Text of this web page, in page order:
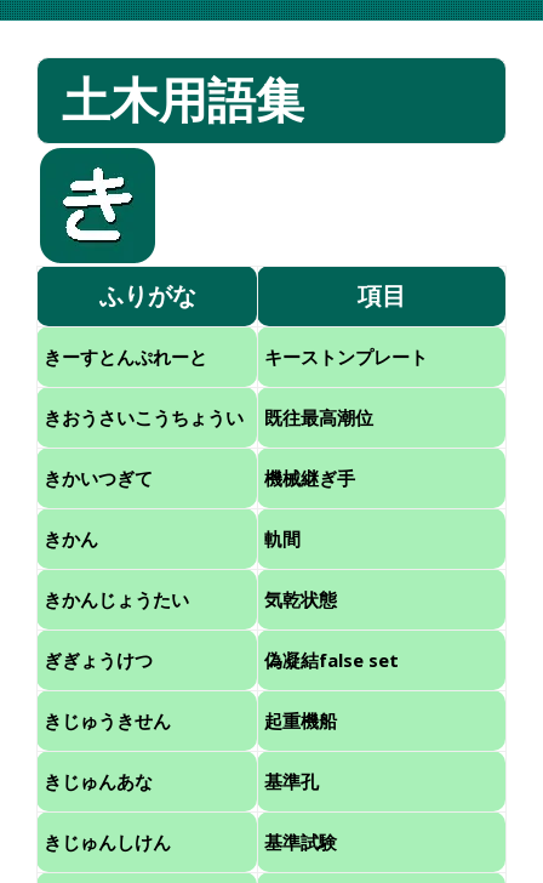
土木用語集
ふりがな 項目
きーすとんぷれーと キーストンプレート
きおうさいこうちょうい 既往最高潮位
きかいつぎて 機械継ぎ手
きかん 軌間
きかんじょうたい 気乾状態
ぎぎょうけつ 偽凝結false set
きじゅうきせん 起重機船
きじゅんあな 基準孔
きじゅんしけん 基準試験